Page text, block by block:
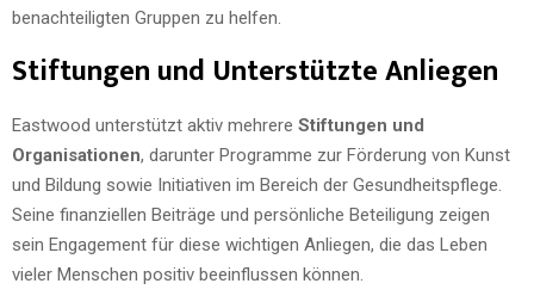
benachteiligten Gruppen zu helfen.
Stiftungen und Unterstützte Anliegen
Eastwood unterstützt aktiv mehrere Stiftungen und
Organisationen, darunter Programme zur Förderung von Kunst
und Bildung sowie Initiativen im Bereich der Gesundheitspflege.
Seine finanziellen Beiträge und persönliche Beteiligung zeigen
sein Engagement für diese wichtigen Anliegen, die das Leben
vieler Menschen positiv beeinflussen können.